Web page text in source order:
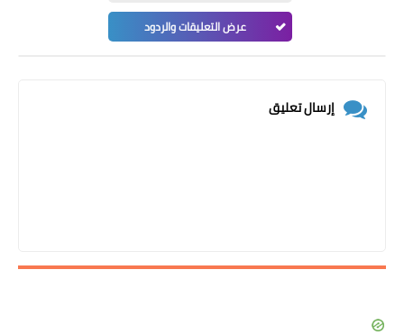
عرض التعليقات والردود
إرسال تعليق